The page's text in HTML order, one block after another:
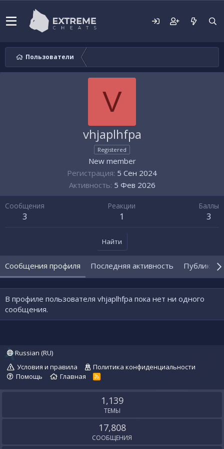
Пользователи
V
vhjaplhfpa
Registered
New member
Регистрация 5 Сен 2024
Активность 5 Фев 2026
Сообщения
3
Реакции
1
Баллы
3
Найти
Сообщения профиля Последняя активность
В профиле пользователя vhjaplhfpa пока нет ни одного
сообщения.
Russian (RU)
Условия и правила
Политика конфиденциальности
Помощь
Главная
R
S
1,139
ТЕМЫ
17,808
СООБЩЕНИЯ